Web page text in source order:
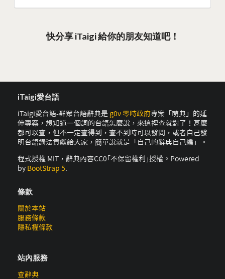
快分享 iTaigi 給你的朋友知道吧！
iTaigi愛台語
iTaigi愛台語-群眾台語辭典是 g0v 零時政府專案「萌典」的延
伸專案，想知道一個詞的台語怎麼說，來這裡查就對了！甚麼
都可以查，但不一定查得到，查不到時可以發問，或者自己發
明台語講法貢獻給大家，簡單說就是「自己的辭典自己編」。
程式授權 MIT，辭典內容CC0｢不保留權利｣授權。Powered
by BootStrap 5.
條款
關於本站
服務條款
隱私權條款
站內服務
查辭典